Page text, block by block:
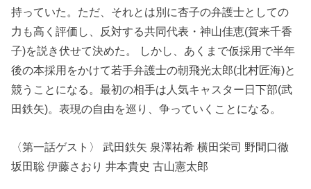
持っていた。ただ、それとは別に杏子の弁護士としての
力も高く評価し、反対する共同代表・神山佳恵(賀来千香
子)を説き伏せて決めた。 しかし、あくまで仮採用で半年
後の本採用をかけて若手弁護士の朝飛光太郎(北村匠海)と
競うことになる。最初の相手は人気キャスター日下部(武
田鉄矢)。表現の自由を巡り、争っていくことになる。
〈第一話ゲスト〉 武田鉄矢 泉澤祐希 横田栄司 野間口徹
坂田聡 伊藤さおり 井本貴史 古山憲太郎